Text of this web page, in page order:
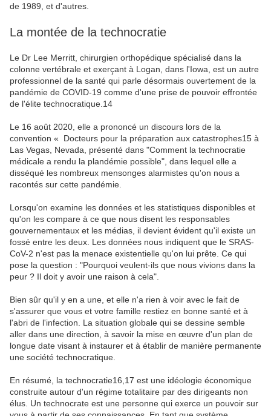
de 1989, et d'autres.
La montée de la technocratie
Le Dr Lee Merritt, chirurgien orthopédique spécialisé dans la
colonne vertébrale et exerçant à Logan, dans l'Iowa, est un autre
professionnel de la santé qui parle désormais ouvertement de la
pandémie de COVID-19 comme d'une prise de pouvoir effrontée
de l'élite technocratique.14
Le 16 août 2020, elle a prononcé un discours lors de la
convention « Docteurs pour la préparation aux catastrophes15 à
Las Vegas, Nevada, présenté dans "Comment la technocratie
médicale a rendu la plandémie possible", dans lequel elle a
disséqué les nombreux mensonges alarmistes qu'on nous a
racontés sur cette pandémie.
Lorsqu'on examine les données et les statistiques disponibles et
qu'on les compare à ce que nous disent les responsables
gouvernementaux et les médias, il devient évident qu'il existe un
fossé entre les deux. Les données nous indiquent que le SRAS-
CoV-2 n'est pas la menace existentielle qu'on lui prête. Ce qui
pose la question : "Pourquoi veulent-ils que nous vivions dans la
peur ? Il doit y avoir une raison à cela".
Bien sûr qu'il y en a une, et elle n'a rien à voir avec le fait de
s'assurer que vous et votre famille restiez en bonne santé et à
l'abri de l'infection. La situation globale qui se dessine semble
aller dans une direction, à savoir la mise en œuvre d'un plan de
longue date visant à instaurer et à établir de manière permanente
une société technocratique.
En résumé, la technocratie16,17 est une idéologie économique
construite autour d'un régime totalitaire par des dirigeants non
élus. Un technocrate est une personne qui exerce un pouvoir sur